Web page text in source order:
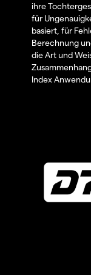
ihre
für
basiert, für
Berechnung
die Art und
Index